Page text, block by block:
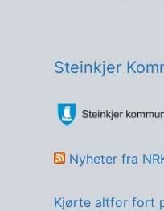
Steinkjer
Nyheter fra
Kjørte altfor fort